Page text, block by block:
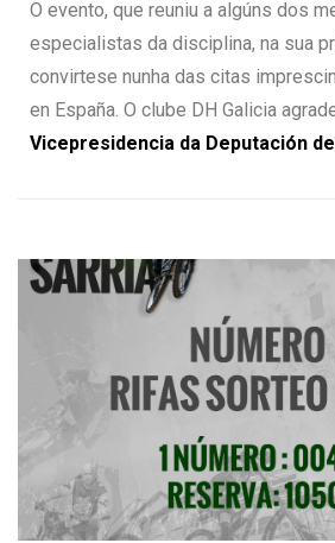
O evento, que reuniu a algúns dos
especialistas da disciplina, na sua
convirtese nunha das citas
en España. O clube DH Galicia
Vicepresidencia da Deputación